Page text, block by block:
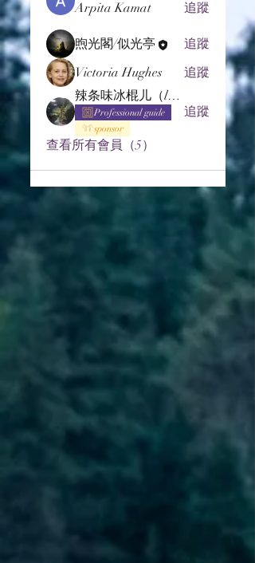
Arpita Kamat 追蹤
煦光閣/似光亭
追蹤
Victoria Hughes
追蹤
辣条味冰棍儿（lof别玩了要氪金的）
Professional guide
sponsor
追蹤
查看所有會員（5）